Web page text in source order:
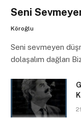
Seni
Köroğlu
Seni sevmeyen
dolaşalım dağları